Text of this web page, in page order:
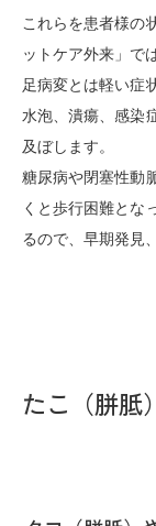
これらを患者様の
ットケア外来」で
足病変とは軽い症
水泡、潰瘍、感染
及ぼします。
糖尿病や閉塞性動
くと歩行困難とな
るので、早期発見
たこ（胼胝